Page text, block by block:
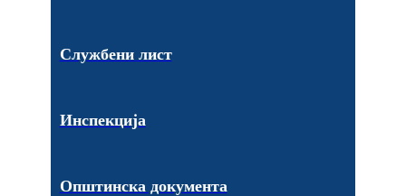
Службени лист
Инспекција
Општинска документа